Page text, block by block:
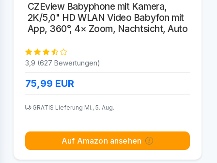
CZEview Babyphone mit Kamera,
2K/5,0" HD WLAN Video Babyfon mit
App, 360°, 4× Zoom, Nachtsicht, Auto
3,9 (627 Bewertungen)
75,99 EUR
GRATIS Lieferung Mi., 5. Aug.
Auf Amazon ansehen